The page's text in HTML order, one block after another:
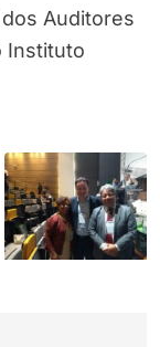
Auditores
Instituto